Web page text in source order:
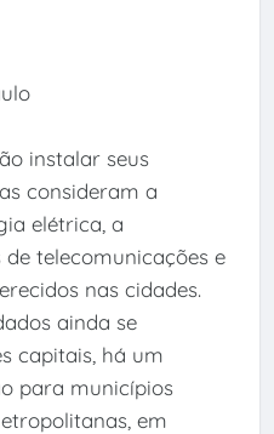
instalar seus
consideram a
elétrica, a
telecomunicações e
nas cidades.
ainda se
capitais, há um
para municípios
em